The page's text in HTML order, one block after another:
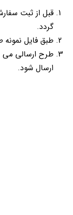
قبل از ثبت
گردد.
طبق فایل
ارسال شود.